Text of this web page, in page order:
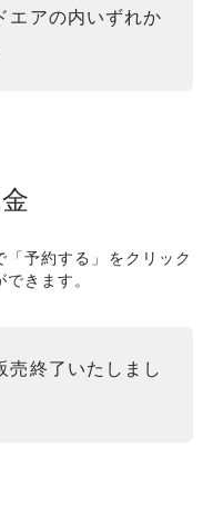
エアの内いずれか
予約する」をクリック
きます。
売終了いたしまし